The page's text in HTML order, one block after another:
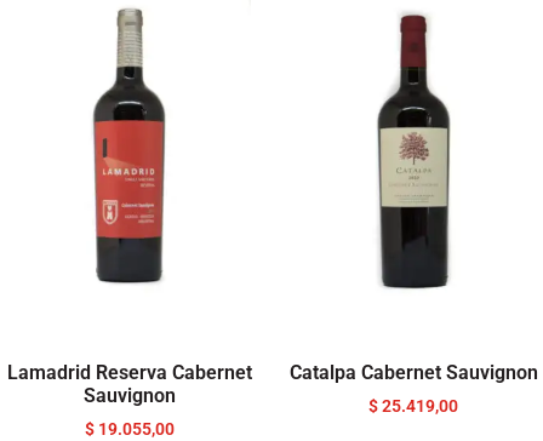
Lamadrid Reserva Cabernet
Sauvignon
$ 19.055,00
Catalpa Cabernet Sauvignon
$25.419,00